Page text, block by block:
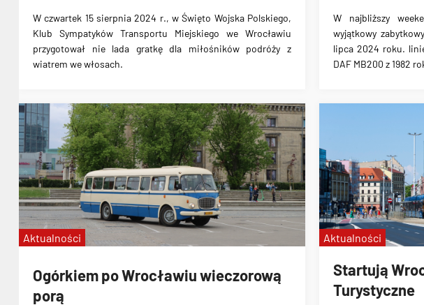
W czwartek 15 sierpnia 2024 r., w Święto Wojska Polskiego,
Klub Sympatyków Transportu Miejskiego we Wrocławiu
przygotował nie lada gratkę dla miłośników podróży z
wiatrem we włosach.
W najbliższy
wyjątkowy
lipca 2024 roku.
DAF MB200 z 1982
Ogórkiem po Wrocławiu wieczorową
porą
Aktualności
Startują
Turystyczne
Aktualności